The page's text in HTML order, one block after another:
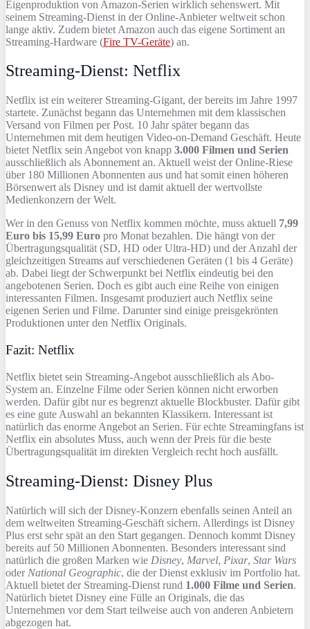
Eigenproduktion von Amazon-Serien wirklich sehenswert. Mit
seinem Streaming-Dienst in der Online-Anbieter weltweit schon
lange aktiv. Zudem bietet Amazon auch das eigene Sortiment an
Streaming-Hardware (Fire TV-Geräte) an.
Streaming-Dienst: Netflix
Netflix ist ein weiterer Streaming-Gigant, der bereits im Jahre 1997
startete. Zunächst begann das Unternehmen mit dem klassischen
Versand von Filmen per Post. 10 Jahr später begann das
Unternehmen mit dem heutigen Video-on-Demand Geschäft. Heute
bietet Netflix sein Angebot von knapp 3.000 Filmen und Serien
ausschließlich als Abonnement an. Aktuell weist der Online-Riese
über 180 Millionen Abonnenten aus und hat somit einen höheren
Börsenwert als Disney und ist damit aktuell der wertvollste
Medienkonzern der Welt.
Wer in den Genuss von Netflix kommen möchte, muss aktuell 7,99
Euro bis 15,99 Euro pro Monat bezahlen. Die hängt von der
Übertragungsqualität (SD, HD oder Ultra-HD) und der Anzahl der
gleichzeitigen Streams auf verschiedenen Geräten (1 bis 4 Geräte)
ab. Dabei liegt der Schwerpunkt bei Netflix eindeutig bei den
angebotenen Serien. Doch es gibt auch eine Reihe von einigen
interessanten Filmen. Insgesamt produziert auch Netflix seine
eigenen Serien und Filme. Darunter sind einige preisgekrönten
Produktionen unter den Netflix Originals.
Fazit: Netflix
Netflix bietet sein Streaming-Angebot ausschließlich als Abo-
System an. Einzelne Filme oder Serien können nicht erworben
werden. Dafür gibt nur es begrenzt aktuelle Blockbuster. Dafür gibt
es eine gute Auswahl an bekannten Klassikern. Interessant ist
natürlich das enorme Angebot an Serien. Für echte Streamingfans ist
Netflix ein absolutes Muss, auch wenn der Preis für die beste
Übertragungsqualität im direkten Vergleich recht hoch ausfällt.
Streaming-Dienst: Disney Plus
Natürlich will sich der Disney-Konzern ebenfalls seinen Anteil an
dem weltweiten Streaming-Geschäft sichern. Allerdings ist Disney
Plus erst sehr spät an den Start gegangen. Dennoch kommt Disney
bereits auf 50 Millionen Abonnenten. Besonders interessant sind
natürlich die großen Marken wie Disney, Marvel, Pixar, Star Wars
oder National Geographic, die der Dienst exklusiv im Portfolio hat.
Aktuell bietet der Streaming-Dienst rund 1.000 Filme und Serien.
Natürlich bietet Disney eine Fülle an Originals, die das
Unternehmen vor dem Start teilweise auch von anderen Anbietern
abgezogen hat.